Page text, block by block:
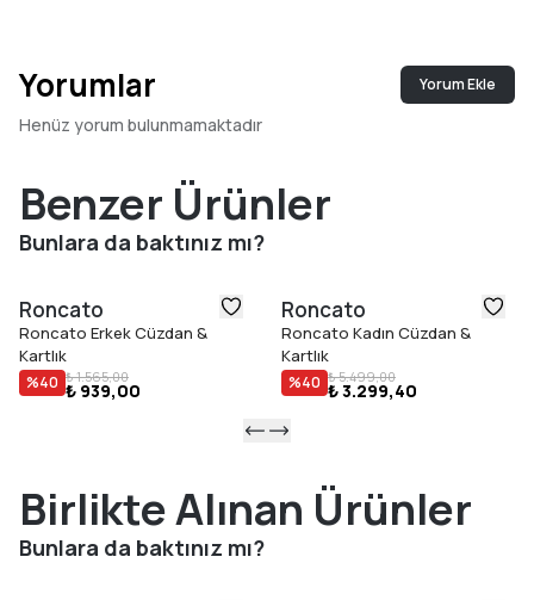
Yorumlar Yorum Ekle
Henüz yorum bulunmamaktadır
Benzer Ürünler
Bunlara da baktınız mı?
Roncato
Roncato Erkek Cüzdan &
Kartlık
%40 ₺ 1.565,00
₺ 939,00
Roncato
Roncato Kadın Cüzdan &
Kartlık
%40 ₺ 5.499,00
₺ 3.299,40
Birlikte Alınan Ürünler
Bunlara da baktınız mı?